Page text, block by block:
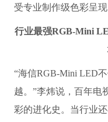
受专业制作级色彩呈现
行业最强RGB-Mini
“海信RGB-Mini LED
越。”李炜说，百年电
彩的进化史。当行业